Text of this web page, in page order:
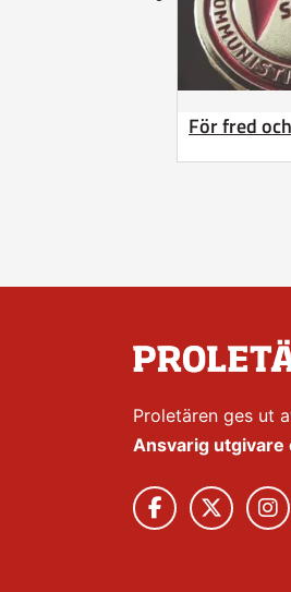
För fred
Proletären ges ut
Ansvarig